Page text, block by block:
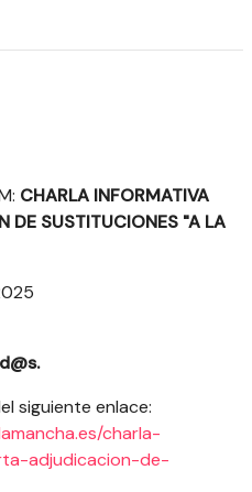
CHARLA INFORMATIVA
DE SUSTITUCIONES "A LA
siguiente enlace:
charla-
adjudicacion-de-